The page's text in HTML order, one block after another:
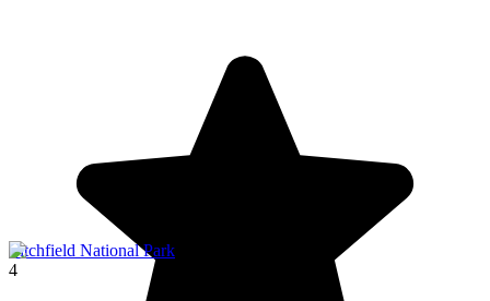
Litchfield National Park
4